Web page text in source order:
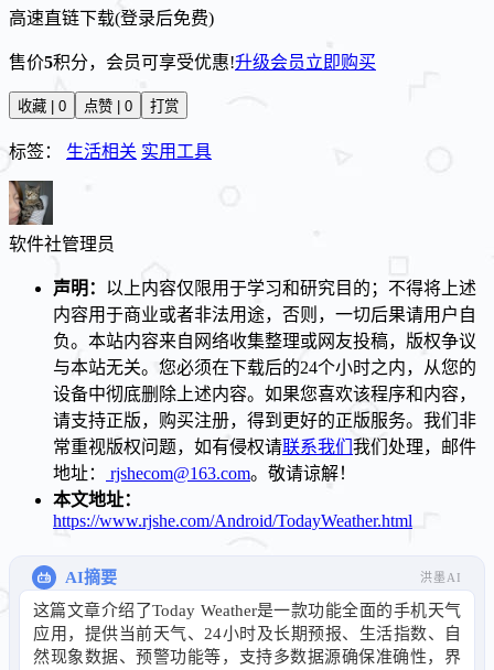
高速直链下载(登录后免费)
售价5积分，会员可享受优惠!升级会员立即购买
收藏 | 0 点赞 | 0 打赏
标签： 生活相关 实用工具
软件社管理员
声明： 以上内容仅限用于学习和研究目的；不得将上述
内容用于商业或者非法用途，否则，一切后果请用户自
负。本站内容来自网络收集整理或网友投稿，版权争议
与本站无关。您必须在下载后的24个小时之内，从您的
设备中彻底删除上述内容。如果您喜欢该程序和内容，
请支持正版，购买注册，得到更好的正版服务。我们非
常重视版权问题，如有侵权请联系我们 我们处理，邮件
地址：
rjshecom@163.com。敬请谅解！
本文地址：
https://www.rjshe.com/Android/TodayWeather.html
AI摘要 洪墨AI
这篇文章介绍了Today Weather是一款功能全面的手机天气
应用，提供当前天气、24小时及长期预报、生活指数、自
然现象数据、预警功能等，支持多数据源确保准确性，界